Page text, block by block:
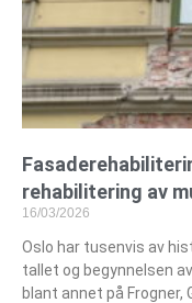
rehabilitering av
16/03/2026
Oslo har tusenvis av
tallet og begynnelsen
blant annet på Frogner,